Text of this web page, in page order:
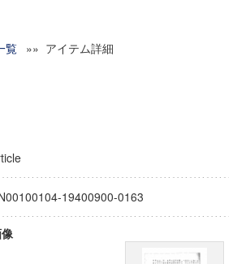
チインスティテュート
研究成果報告書
ーディングプログラム「超成熟社会発展のサ
覧 »» アイテム詳細
19400900-0163